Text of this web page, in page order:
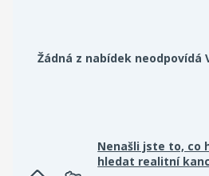
Žádná z nabídek neodpovídá
Nenašli jste to, co
hledat realitní